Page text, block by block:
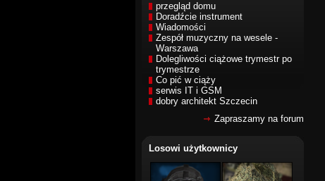
przegląd domu
Doradźcie instrument
Wiadomości
Zespół muzyczny na wesele -
Warszawa
Dolegliwości ciążowe trymestr po
trymestrze
Co pić w ciąży
serwis IT i GSM
dobry architekt Szczecin
Zapraszamy na forum
Losowi użytkownicy